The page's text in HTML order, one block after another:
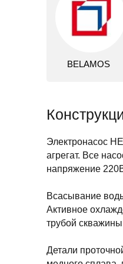
BELAMOS
Электронасос
агрегат. Все
напряжение
Всасывание
Активное
трубой
Детали